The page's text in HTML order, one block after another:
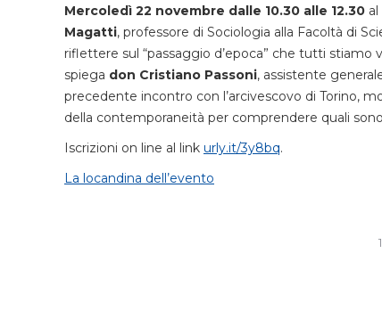
Mercoledì 22 novembre dalle 10.30 alle 12.30
Magatti, professore di Sociologia alla Facoltà di
riflettere sul “passaggio d’epoca” che tutti stiamo
spiega don Cristiano Passoni, assistente
precedente incontro con l’arcivescovo di Torino,
della contemporaneità per comprendere quali
Iscrizioni on line al link urly.it/3y8bq.
La locandina dell’evento